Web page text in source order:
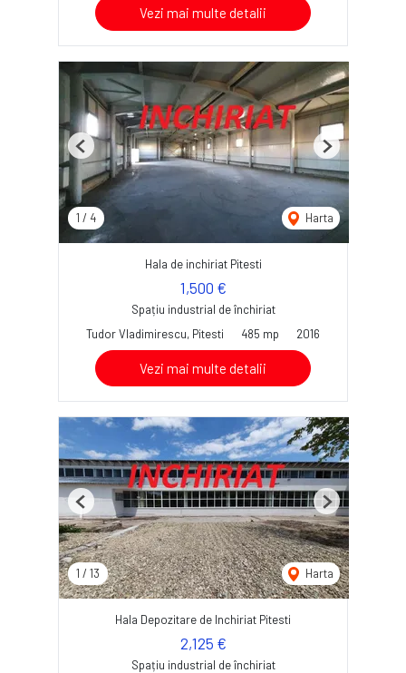
Vezi mai multe detalii
1 / 4 Harta
Previous Next
Hala de inchiriat Pitesti
1,500 €
Spațiu industrial de închiriat
Tudor Vladimirescu, Pitesti
485 mp 2016
Vezi mai multe detalii
1 / 13 Harta
Previous Next
Hala Depozitare de Inchiriat Pitesti
2,125 €
Spațiu industrial de închiriat